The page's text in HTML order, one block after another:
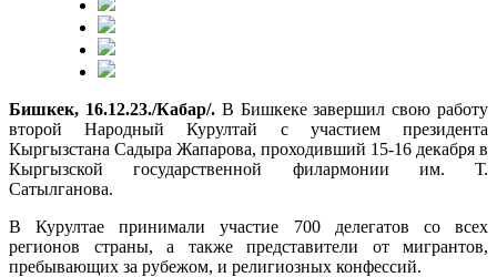
Бишкек, 16.12.23./Кабар/. В Бишкеке завершил свою работу
второй Народный Курултай с участием президента
Кыргызстана Садыра Жапарова, проходивший 15-16 декабря в
Кыргызской государственной филармонии им. Т.
Сатылганова.
В Курултае принимали участие 700 делегатов со всех
регионов страны, а также представители от мигрантов,
пребывающих за рубежом, и религиозных конфессий.